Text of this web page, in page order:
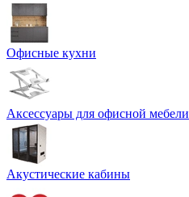
Офисные кухни
Аксессуары для офисной мебели
Акустические кабины